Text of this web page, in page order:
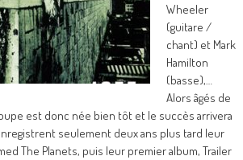
Wheeler
(guitare /
chant) et Mark
Hamilton
(basse),…
Alors âgés de
est donc née bien tôt et le succès arrivera
seulement deux ans plus tard leur
The Planets, puis leur premier album, Trailer